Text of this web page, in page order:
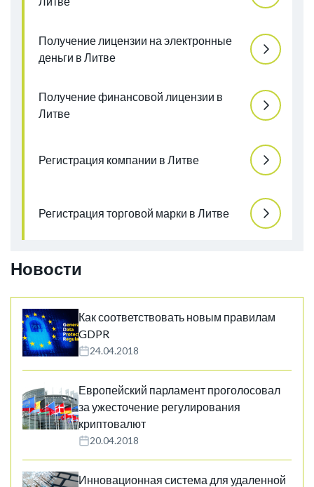
Получение лицензии на электронные
деньги в Литве
Получение финансовой лицензии в
Литве
Регистрация компании в Литве
Регистрация торговой марки в Литве
Новости
Как соответствовать новым правилам
GDPR
24.04.2018
Европейский парламент проголосовал
за ужесточение регулирования
криптовалют
20.04.2018
Инновационная система для удаленной